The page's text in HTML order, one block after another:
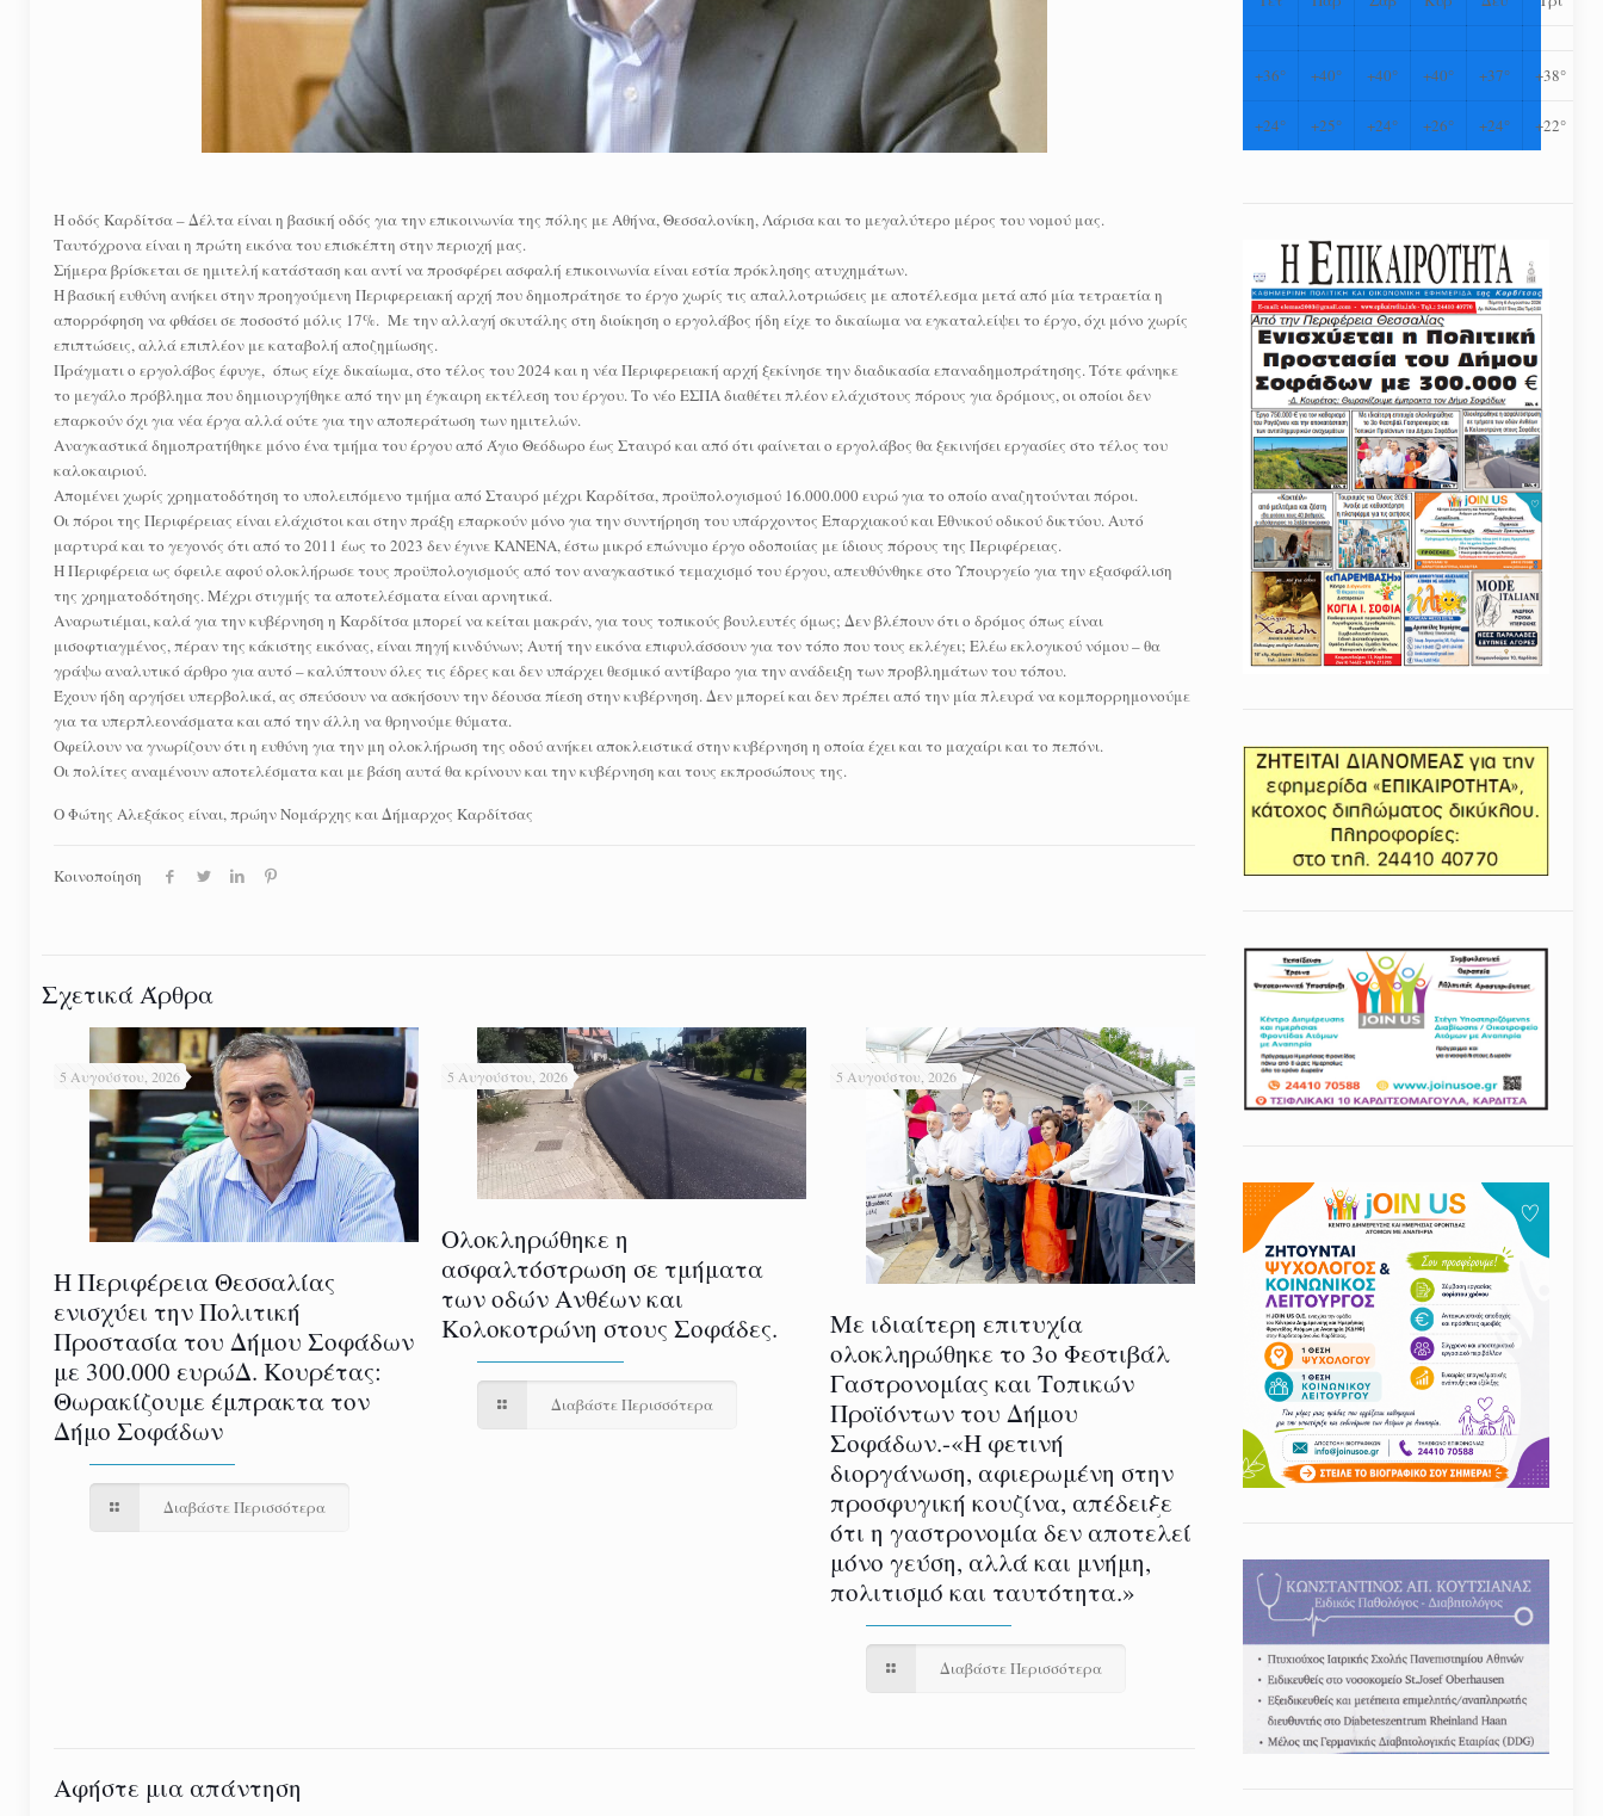
Η οδός Καρδίτσα – Δέλτα είναι η βασική οδός για την επικοινωνία της πόλης με Αθήνα, Θεσσαλονίκη, Λάρισα και το μεγαλύτερο μέρος του νομού μας.
Ταυτόχρονα είναι η πρώτη εικόνα του επισκέπτη στην περιοχή μας.
Σήμερα βρίσκεται σε ημιτελή κατάσταση και αντί να προσφέρει ασφαλή επικοινωνία είναι εστία πρόκλησης ατυχημάτων.
Η βασική ευθύνη ανήκει στην προηγούμενη Περιφερειακή αρχή που δημοπράτησε το έργο χωρίς τις απαλλοτριώσεις με αποτέλεσμα μετά από μία τετραετία η
απορρόφηση να φθάσει σε ποσοστό μόλις 17%. Με την αλλαγή σκυτάλης στη διοίκηση ο εργολάβος ήδη είχε το δικαίωμα να εγκαταλείψει το έργο, όχι μόνο χωρίς
επιπτώσεις, αλλά επιπλέον με καταβολή αποζημίωσης.
Πράγματι ο εργολάβος έφυγε, όπως είχε δικαίωμα, στο τέλος του 2024 και η νέα Περιφερειακή αρχή ξεκίνησε την διαδικασία επαναδημοπράτησης. Τότε φάνηκε
το μεγάλο πρόβλημα που δημιουργήθηκε από την μη έγκαιρη εκτέλεση του έργου. Το νέο ΕΣΠΑ διαθέτει πλέον ελάχιστους πόρους για δρόμους, οι οποίοι δεν
επαρκούν όχι για νέα έργα αλλά ούτε για την αποπεράτωση των ημιτελών.
Αναγκαστικά δημοπρατήθηκε μόνο ένα τμήμα του έργου από Άγιο Θεόδωρο έως Σταυρό και από ότι φαίνεται ο εργολάβος θα ξεκινήσει εργασίες στο τέλος του
καλοκαιριού.
Απομένει χωρίς χρηματοδότηση το υπολειπόμενο τμήμα από Σταυρό μέχρι Καρδίτσα, προϋπολογισμού 16.000.000 ευρώ για το οποίο αναζητούνται πόροι.
Οι πόροι της Περιφέρειας είναι ελάχιστοι και στην πράξη επαρκούν μόνο για την συντήρηση του υπάρχοντος Επαρχιακού και Εθνικού οδικού δικτύου. Αυτό
μαρτυρά και το γεγονός ότι από το 2011 έως το 2023 δεν έγινε ΚΑΝΕΝΑ, έστω μικρό επώνυμο έργο οδοποιίας με ίδιους πόρους της Περιφέρειας.
Η Περιφέρεια ως όφειλε αφού ολοκλήρωσε τους προϋπολογισμούς από τον αναγκαστικό τεμαχισμό του έργου, απευθύνθηκε στο Υπουργείο για την εξασφάλιση
της χρηματοδότησης. Μέχρι στιγμής τα αποτελέσματα είναι αρνητικά.
Αναρωτιέμαι, καλά για την κυβέρνηση η Καρδίτσα μπορεί να κείται μακράν, για τους τοπικούς βουλευτές όμως; Δεν βλέπουν ότι ο δρόμος όπως είναι
μισοφτιαγμένος, πέραν της κάκιστης εικόνας, είναι πηγή κινδύνων; Αυτή την εικόνα επιφυλάσσουν για τον τόπο που τους εκλέγει; Ελέω εκλογικού νόμου – θα
γράψω αναλυτικό άρθρο για αυτό – καλύπτουν όλες τις έδρες και δεν υπάρχει θεσμικό αντίβαρο για την ανάδειξη των προβλημάτων του τόπου.
Έχουν ήδη αργήσει υπερβολικά, ας σπεύσουν να ασκήσουν την δέουσα πίεση στην κυβέρνηση. Δεν μπορεί και δεν πρέπει από την μία πλευρά να κομπορρημονούμε
για τα υπερπλεονάσματα και από την άλλη να θρηνούμε θύματα.
Οφείλουν να γνωρίζουν ότι η ευθύνη για την μη ολοκλήρωση της οδού ανήκει αποκλειστικά στην κυβέρνηση η οποία έχει και το μαχαίρι και το πεπόνι.
Οι πολίτες αναμένουν αποτελέσματα και με βάση αυτά θα κρίνουν και την κυβέρνηση και τους εκπροσώπους της.
Ο Φώτης Αλεξάκος είναι, πρώην Νομάρχης και Δήμαρχος Καρδίτσας
Κοινοποίηση
Σχετικά Άρθρα
5 Αυγούστου, 2026
Η Περιφέρεια Θεσσαλίας
ενισχύει την Πολιτική
Προστασία του Δήμου Σοφάδων
με 300.000 ευρώΔ. Κουρέτας:
Θωρακίζουμε έμπρακτα τον
Δήμο Σοφάδων
Διαβάστε Περισσότερα
5 Αυγούστου, 2026
Ολοκληρώθηκε η
ασφαλτόστρωση σε τμήματα
των οδών Ανθέων και
Κολοκοτρώνη στους Σοφάδες.
Διαβάστε Περισσότερα
5 Αυγούστου, 2026
Με ιδιαίτερη επιτυχία
ολοκληρώθηκε το 3ο Φεστιβάλ
Γαστρονομίας και Τοπικών
Προϊόντων του Δήμου
Σοφάδων.-«Η φετινή
διοργάνωση, αφιερωμένη στην
προσφυγική κουζίνα, απέδειξε
ότι η γαστρονομία δεν αποτελεί
μόνο γεύση, αλλά και μνήμη,
πολιτισμό και ταυτότητα.»
Διαβάστε Περισσότερα
Αφήστε μια απάντηση
+36° +40° +40° +40° +37° +38°
+24° +25° +24° +26° +24° +22°